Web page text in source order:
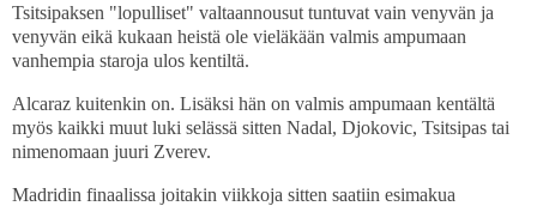
Tsitsipaksen "lopulliset" valtaannousut tuntuvat vain venyvän ja
venyvän eikä kukaan heistä ole vieläkään valmis ampumaan
vanhempia staroja ulos kentiltä.
Alcaraz kuitenkin on. Lisäksi hän on valmis ampumaan kentältä
myös kaikki muut luki selässä sitten Nadal, Djokovic, Tsitsipas tai
nimenomaan juuri Zverev.
Madridin finaalissa joitakin viikkoja sitten saatiin esimakua